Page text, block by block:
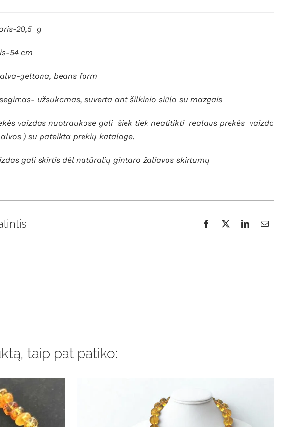
gintaro
20,5 g
54 cm
geltona, beans form
užsukamas, suverta ant šilkinio siūlo su mazgais
vaizdas nuotraukose gali šiek tiek neatitikti realaus prekės vaizdo
) su pateikta prekių kataloge.
gali skirtis dėl natūralių gintaro žaliavos skirtumų
taip pat patiko: